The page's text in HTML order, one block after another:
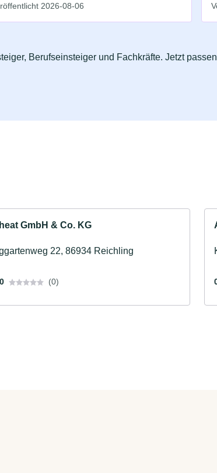
2026-08-06
Berufseinsteiger und Fachkräfte. Jetzt
GmbH & Co. KG
22, 86934 Reichling
(0)